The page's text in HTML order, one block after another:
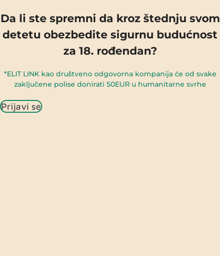
Da li ste spremni da kroz štednju svom
detetu obezbedite sigurnu budućnost
za 18. rođendan?
*ELIT LINK kao društveno odgovorna kompanija će od svake
zaključene polise donirati 50EUR u humanitarne svrhe
Prijavi se